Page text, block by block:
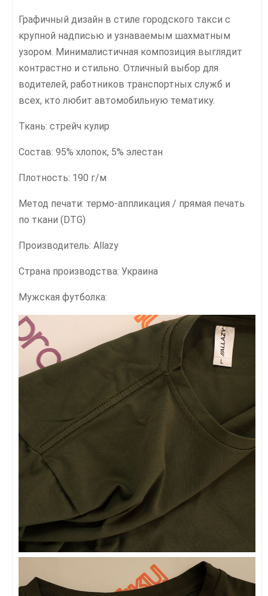
Графичный дизайн в стиле городского такси с
крупной надписью и узнаваемым шахматным
узором. Минималистичная композиция выглядит
контрастно и стильно. Отличный выбор для
водителей, работников транспортных служб и
всех, кто любит автомобильную тематику.
Ткань: стрейч кулир
Состав: 95% хлопок, 5% элестан
Плотность: 190 г/м
Метод печати: термо-аппликация / прямая печать
по ткани (DTG)
Производитель: Allazy
Страна производства: Украина
Мужская футболка: